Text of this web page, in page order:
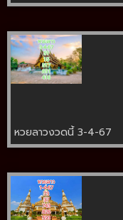
หวยลาวงวดนี้ 3-4-67